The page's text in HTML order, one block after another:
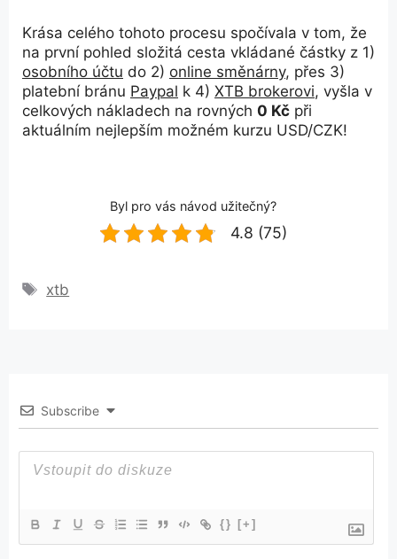
Krása celého tohoto procesu spočívala v tom, že
na první pohled složitá cesta vkládané částky z 1)
osobního účtu do 2) online směnárny, přes 3)
platební bránu Paypal k 4) XTB brokerovi, vyšla v
celkových nákladech na rovných 0 Kč při
aktuálním nejlepším možném kurzu USD/CZK!
Byl pro vás návod užitečný?
4.8 (75)
Štítky
xtb
Subscribe
{} [+]